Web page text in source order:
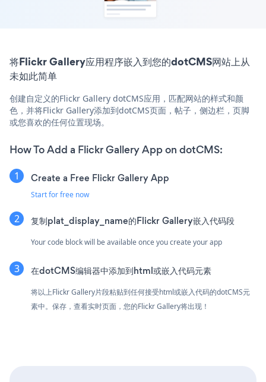
将Flickr Gallery应用程序嵌入到您的dotCMS网站上从
未如此简单
创建自定义的Flickr Gallery dotCMS应用，匹配网站的样式和颜
色，并将Flickr Gallery添加到dotCMS页面，帖子，侧边栏，页脚
或您喜欢的任何位置现场。
How To Add a Flickr Gallery App on dotCMS:
Create a Free Flickr Gallery App
Start for free now
复制plat_display_name的Flickr Gallery嵌入代码段
Your code block will be available once you create your app
在dotCMS编辑器中添加到html或嵌入代码元素
将以上Flickr Gallery片段粘贴到任何接受html或嵌入代码的dotCMS元
素中。保存，查看实时页面，您的Flickr Gallery将出现！